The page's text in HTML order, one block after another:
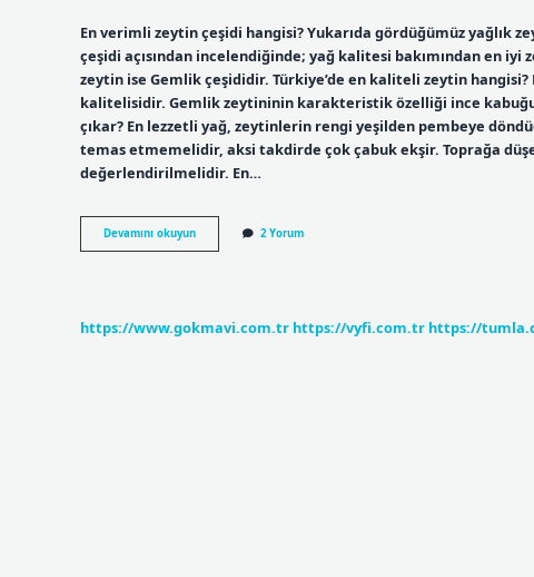
En verimli zeytin çeşidi hangisi? Yukarıda gördüğümüz
çeşidi açısından incelendiğinde; yağ kalitesi bakımından en
zeytin ise Gemlik çeşididir. Türkiye’de en kaliteli zeytin
kalitelisidir. Gemlik zeytininin karakteristik özelliği ince
çıkar? En lezzetli yağ, zeytinlerin rengi yeşilden pembeye
temas etmemelidir, aksi takdirde çok çabuk ekşir. Toprağa
değerlendirilmelidir. En…
Devamını okuyunEn
Iyi
2 Yorum
https://www.gokmavi.com.tr https://vyfi.com.tr https://